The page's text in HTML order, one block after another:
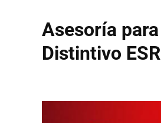
Asesoría para
Distintivo ESR